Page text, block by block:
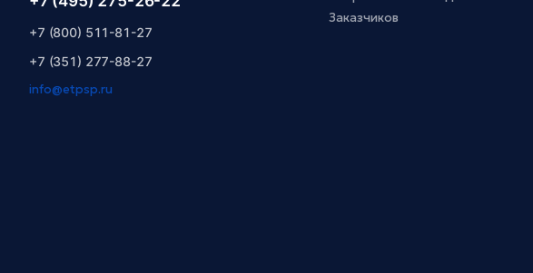
+7 (800) 511-81-27
+7 (351) 277-88-27
info@etpsp.ru
Заказчиков